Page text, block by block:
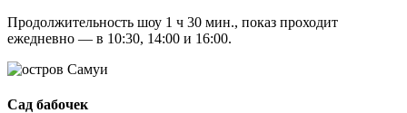
Продолжительность шоу 1 ч 30 мин., показ проходит
ежедневно — в 10:30, 14:00 и 16:00.
Сад бабочек